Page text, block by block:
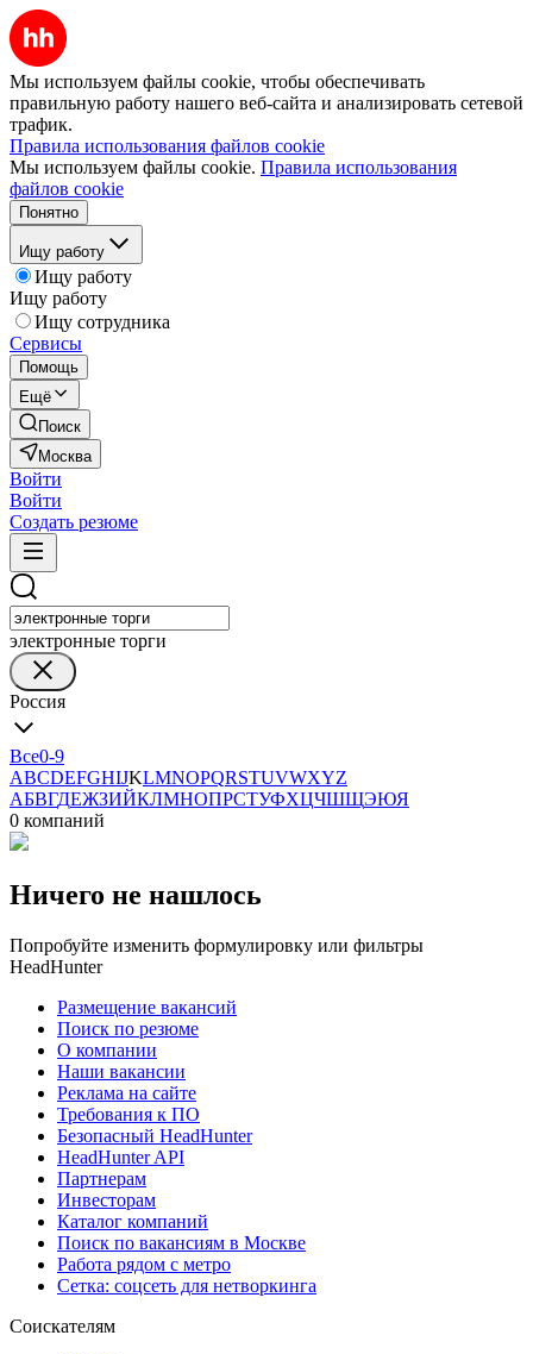
Мы используем файлы cookie, чтобы обеспечивать
правильную работу нашего веб-сайта и анализировать сетевой
трафик.
Правила использования файлов cookie
Мы используем файлы cookie. Правила использования
файлов cookie
Понятно
Ищу работу
Ищу работу
Ищу работу
Ищу сотрудника
Сервисы
Помощь
Ещё
Поиск
Москва
Войти
Войти
Создать резюме
электронные торги
Россия
Все0-9
ABCDEFGHIJKLMNOPQRSTUVWXYZ
АБВГДЕЖЗИЙКЛМНОПРСТУФХЦЧШЩЭЮЯ
0 компаний
Ничего не нашлось
Попробуйте изменить формулировку или фильтры
HeadHunter
Размещение вакансий
Поиск по резюме
О компании
Наши вакансии
Реклама на сайте
Требования к ПО
Безопасный HeadHunter
HeadHunter API
Партнерам
Инвесторам
Каталог компаний
Поиск по вакансиям в Москве
Работа рядом с метро
Сетка: соцсеть для нетворкинга
Соискателям